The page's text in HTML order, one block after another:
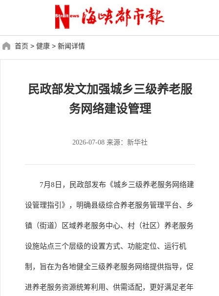
首页 > 健康 > 新闻详情
民政部发文加强城乡三级养老服
务网络建设管理
2026-07-08 来源：新华社
7月8日，民政部发布《城乡三级养老服务网络建
设管理指引》，明确县级综合养老服务管理平台、乡
镇（街道）区域养老服务中心、村（社区）养老服务
设施站点三个层级的设置方式、功能定位、运行机
制，旨在为各地健全三级养老服务网络提供指导，促
进养老服务资源统筹利用、供需适配，更好满足老年